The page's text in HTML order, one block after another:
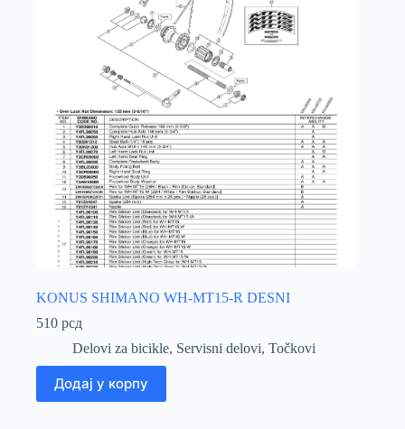
KONUS SHIMANO WH-MT15-R DESNI
510 рсд
Delovi za bicikle, Servisni delovi, Točkovi
Додај у корпу